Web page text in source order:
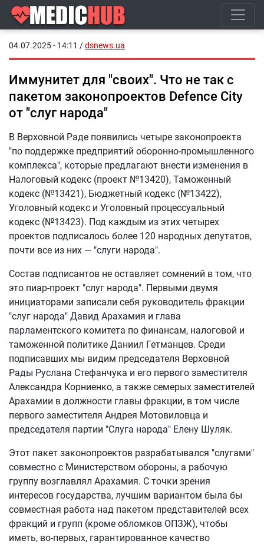
04.07.2025 - 14:11 /dsnews.ua
Иммунитет для "своих". Что не так с
пакетом законопроектов Defence City
от "слуг народа"
В Верховной Раде появились четыре законопроекта
"по поддержке предприятий оборонно-промышленного
комплекса", которые предлагают внести изменения в
Налоговый кодекс (проект №13420), Таможенный
кодекс (№13421), Бюджетный кодекс (№13422),
Уголовный кодекс и Уголовный процессуальный
кодекс (№13423). Под каждым из этих четырех
проектов подписалось более 120 народных депутатов,
почти все из них — "слуги народа".
Состав подписантов не оставляет сомнений в том, что
это пиар-проект "слуг народа". Первыми двумя
инициаторами записали себя руководитель фракции
"слуг народа" Давид Арахамия и глава
парламентского комитета по финансам, налоговой и
таможенной политике Даниил Гетманцев. Среди
подписавших мы видим председателя Верховной
Рады Руслана Стефанчука и его первого заместителя
Александра Корниенко, а также семерых заместителей
Арахамии в должности главы фракции, в том числе
первого заместителя Андрея Мотовиловца и
председателя партии "Слуга народа" Елену Шуляк.
Этот пакет законопроектов разрабатывался "слугами"
совместно с Министерством обороны, а рабочую
группу возглавлял Арахамия. С точки зрения
интересов государства, лучшим вариантом была бы
совместная работа над пакетом представителей всех
фракций и групп (кроме обломков ОПЗЖ), чтобы
иметь, во-первых, гарантированное качество